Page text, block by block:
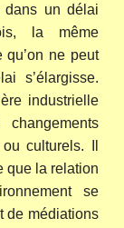
dans un délai
la même
ne peut
s’élargisse.
industrielle
culturels. Il
que la relation
se
de médiations